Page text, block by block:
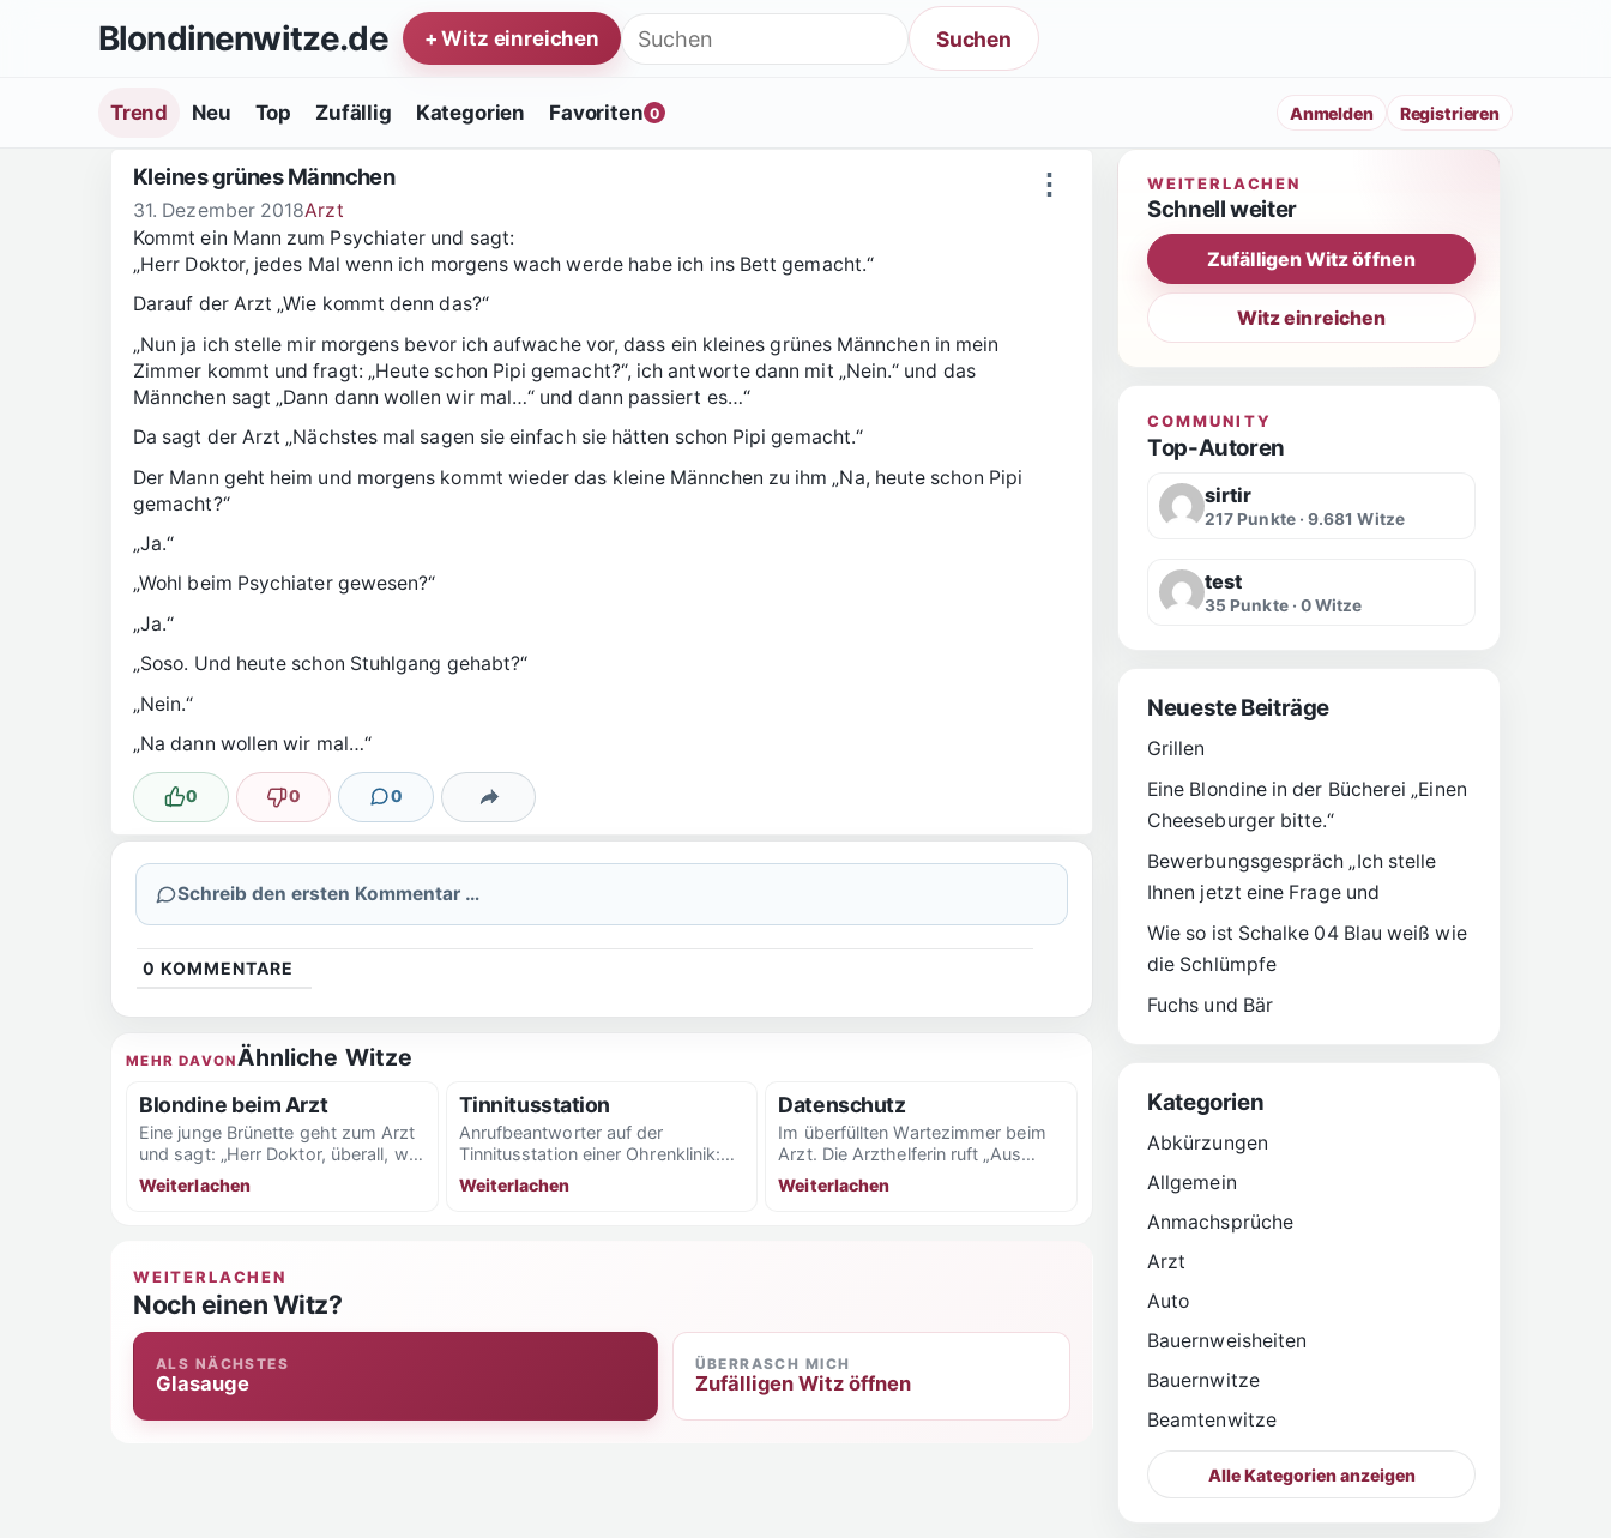
Zum Inhalt springenBlondinenwitze.de Suche nach: Suchen
+ Witz einreichen
Anmelden Registrieren
Trend Neu Top Zufällig Kategorien Favoriten 0
⋮
Kleines grünes Männchen
31. Dezember 2018Arzt
Kommt ein Mann zum Psychiater und sagt:
„Herr Doktor, jedes Mal wenn ich morgens wach werde habe ich ins Bett gemacht.“
Darauf der Arzt „Wie kommt denn das?“
„Nun ja ich stelle mir morgens bevor ich aufwache vor, dass ein kleines grünes Männchen in mein
Zimmer kommt und fragt: „Heute schon Pipi gemacht?“, ich antworte dann mit „Nein.“ und das
Männchen sagt „Dann dann wollen wir mal…“ und dann passiert es…“
Da sagt der Arzt „Nächstes mal sagen sie einfach sie hätten schon Pipi gemacht.“
Der Mann geht heim und morgens kommt wieder das kleine Männchen zu ihm „Na, heute schon Pipi
gemacht?“
„Ja.“
„Wohl beim Psychiater gewesen?“
„Ja.“
„Soso. Und heute schon Stuhlgang gehabt?“
„Nein.“
„Na dann wollen wir mal…“
Lustig
0 Nicht lustig
0 0
KommentareTeilen
Schreib den ersten Kommentar …
0 KOMMENTARE
MEHR DAVONÄhnliche Witze
Blondine beim Arzt
Eine junge Brünette geht zum Arzt
und sagt: „Herr Doktor, überall, wo
ich meinen Körper berühre,
schmerzt er.“...
Weiterlachen
Tinnitusstation
Anrufbeantworter auf der
Tinnitusstation einer Ohrenklinik:
„Bitte sprechen Sie nach dem
Piepton!“
Weiterlachen
Datenschutz
Im überfüllten Wartezimmer beim
Arzt. Die Arzthelferin ruft „Aus
datenschutzrechtlichen Gründen
dürfen wir sie nicht mehr mit
Weiterlachen
WEITERLACHEN
Noch einen Witz?
ALS NÄCHSTES
Glasauge
ÜBERRASCH MICH
Zufälligen Witz öffnen
WEITERLACHEN
Schnell weiter
Zufälligen Witz öffnen
Witz einreichen
COMMUNITY
Top-Autoren
sirtir
217 Punkte · 9.681 Witze
test
35 Punkte · 0 Witze
Neueste Beiträge
Grillen
Eine Blondine in der Bücherei „Einen
Cheeseburger bitte.“
Bewerbungsgespräch „Ich stelle
Ihnen jetzt eine Frage und
Wie so ist Schalke 04 Blau weiß wie
die Schlümpfe
Fuchs und Bär
Kategorien
Abkürzungen
Allgemein
Anmachsprüche
Arzt
Auto
Bauernweisheiten
Bauernwitze
Beamtenwitze
Alle Kategorien anzeigen